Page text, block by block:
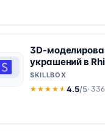
3D-
украшений в
SKILLBOX
★★★★★
★★★★★ 4.5/5· 336